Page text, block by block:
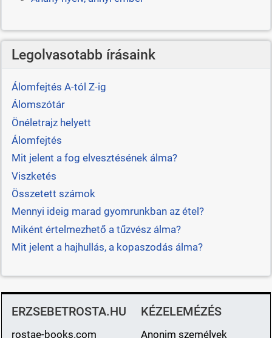
Legolvasotabb írásaink
Álomfejtés A-tól Z-ig
Álomszótár
Önéletrajz helyett
Álomfejtés
Mit jelent a fog elvesztésének álma?
Viszketés
Összetett számok
Mennyi ideig marad gyomrunkban az étel?
Miként értelmezhető a tűzvész álma?
Mit jelent a hajhullás, a kopaszodás álma?
ERZSEBETROSTA.HU
rostae-books.com
KÉZELEMÉZÉS
Anonim személyek